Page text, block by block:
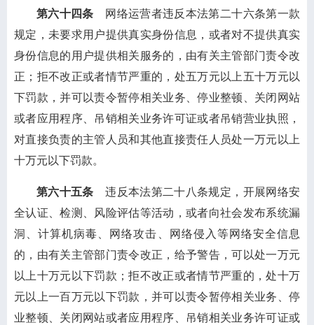
第六十四条 网络运营者违反本法第二十六条第一款
规定，未要求用户提供真实身份信息，或者对不提供真实
身份信息的用户提供相关服务的，由有关主管部门责令改
正；拒不改正或者情节严重的，处五万元以上五十万元以
下罚款，并可以责令暂停相关业务、停业整顿、关闭网站
或者应用程序、吊销相关业务许可证或者吊销营业执照，
对直接负责的主管人员和其他直接责任人员处一万元以上
十万元以下罚款。
第六十五条 违反本法第二十八条规定，开展网络安
全认证、检测、风险评估等活动，或者向社会发布系统漏
洞、计算机病毒、网络攻击、网络侵入等网络安全信息
的，由有关主管部门责令改正，给予警告，可以处一万元
以上十万元以下罚款；拒不改正或者情节严重的，处十万
元以上一百万元以下罚款，并可以责令暂停相关业务、停
业整顿、关闭网站或者应用程序、吊销相关业务许可证或